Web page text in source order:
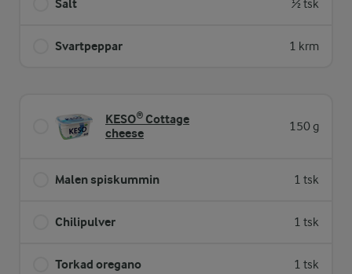
Salt ½ tsk
Svartpeppar 1 krm
KESO® Cottage
cheese
150 g
Malen spiskummin 1 tsk
Chilipulver 1 tsk
Torkad oregano 1 tsk